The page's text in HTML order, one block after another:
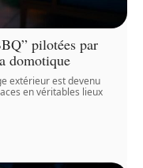
pilotées par
domotique
extérieur est devenu
en véritables lieux